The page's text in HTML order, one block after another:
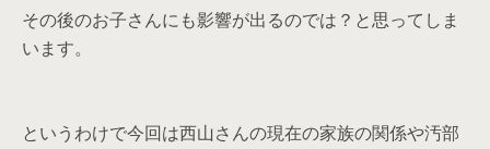
その後のお子さんにも影響が出るのでは？と思ってしま
います。
というわけで今回は西山さんの現在の家族の関係や汚部